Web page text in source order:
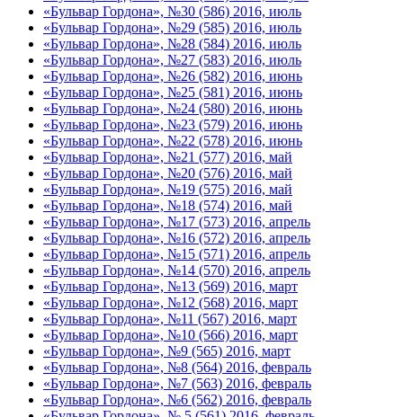
«Бульвар Гордона», №30 (586) 2016, июль
«Бульвар Гордона», №29 (585) 2016, июль
«Бульвар Гордона», №28 (584) 2016, июль
«Бульвар Гордона», №27 (583) 2016, июль
«Бульвар Гордона», №26 (582) 2016, июнь
«Бульвар Гордона», №25 (581) 2016, июнь
«Бульвар Гордона», №24 (580) 2016, июнь
«Бульвар Гордона», №23 (579) 2016, июнь
«Бульвар Гордона», №22 (578) 2016, июнь
«Бульвар Гордона», №21 (577) 2016, май
«Бульвар Гордона», №20 (576) 2016, май
«Бульвар Гордона», №19 (575) 2016, май
«Бульвар Гордона», №18 (574) 2016, май
«Бульвар Гордона», №17 (573) 2016, апрель
«Бульвар Гордона», №16 (572) 2016, апрель
«Бульвар Гордона», №15 (571) 2016, апрель
«Бульвар Гордона», №14 (570) 2016, апрель
«Бульвар Гордона», №13 (569) 2016, март
«Бульвар Гордона», №12 (568) 2016, март
«Бульвар Гордона», №11 (567) 2016, март
«Бульвар Гордона», №10 (566) 2016, март
«Бульвар Гордона», №9 (565) 2016, март
«Бульвар Гордона», №8 (564) 2016, февраль
«Бульвар Гордона», №7 (563) 2016, февраль
«Бульвар Гордона», №6 (562) 2016, февраль